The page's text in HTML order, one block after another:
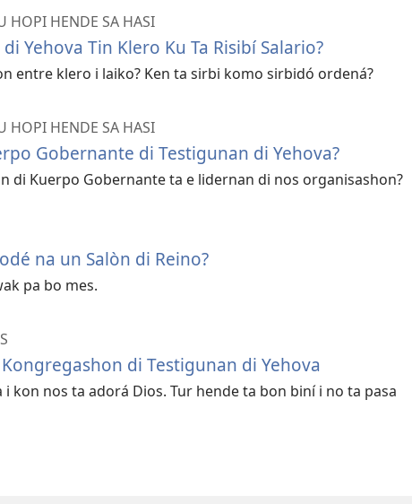
HOPI HENDE SA HASI
Yehova Tin Klero Ku Ta Risibí Salario?
entre klero i laiko? Ken ta sirbi komo sirbidó ordená?
HOPI HENDE SA HASI
Gobernante di Testigunan di Yehova?
di Kuerpo Gobernante ta e lidernan di nos organisashon?
na un Salòn di Reino?
pa bo mes.
di Testigunan di Yehova
i kon nos ta adorá Dios. Tur hende ta bon biní i no ta pasa